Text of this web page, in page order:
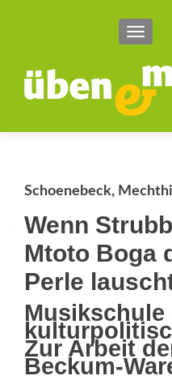
Schoenebeck,
Wenn
Mtoto Boga
Perle
Musikschule
Zur Arbeit
Beckum-